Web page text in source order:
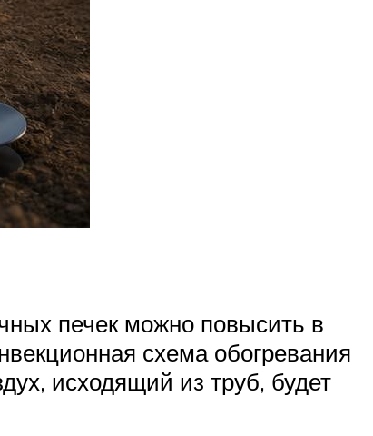
печек можно повысить в
схема обогревания
исходящий из труб, будет